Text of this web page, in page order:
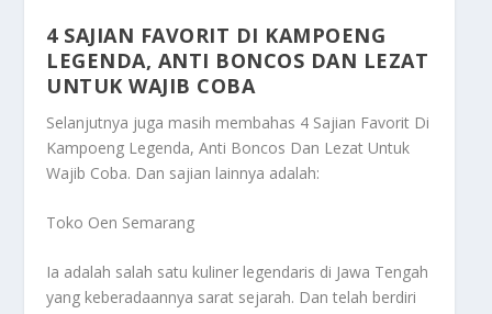
4 SAJIAN FAVORIT DI KAMPOENG
LEGENDA, ANTI BONCOS DAN LEZAT
UNTUK WAJIB COBA
Selanjutnya juga masih membahas 4 Sajian Favorit Di
Kampoeng Legenda, Anti Boncos Dan Lezat Untuk
Wajib Coba. Dan sajian lainnya adalah:
Toko Oen Semarang
Ia adalah salah satu kuliner legendaris di Jawa Tengah
yang keberadaannya sarat sejarah. Dan telah berdiri